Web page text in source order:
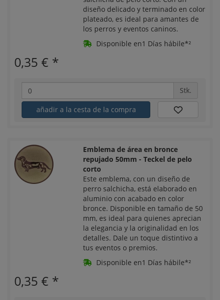
diseño delicado y terminado en color
plateado, es ideal para amantes de
los perros y eventos caninos.
Disponible en1 Días hábile*²
0,35 € *
Stk.
añadir a la cesta de la compra
Emblema de área en bronce
repujado 50mm - Teckel de pelo
corto
Este emblema, con un diseño de
perro salchicha, está elaborado en
aluminio con acabado en color
bronce. Disponible en tamaño de 50
mm, es ideal para quienes aprecian
la elegancia y la originalidad en los
detalles. Dale un toque distintivo a
tus eventos o premios.
Disponible en1 Días hábile*²
0,35 € *